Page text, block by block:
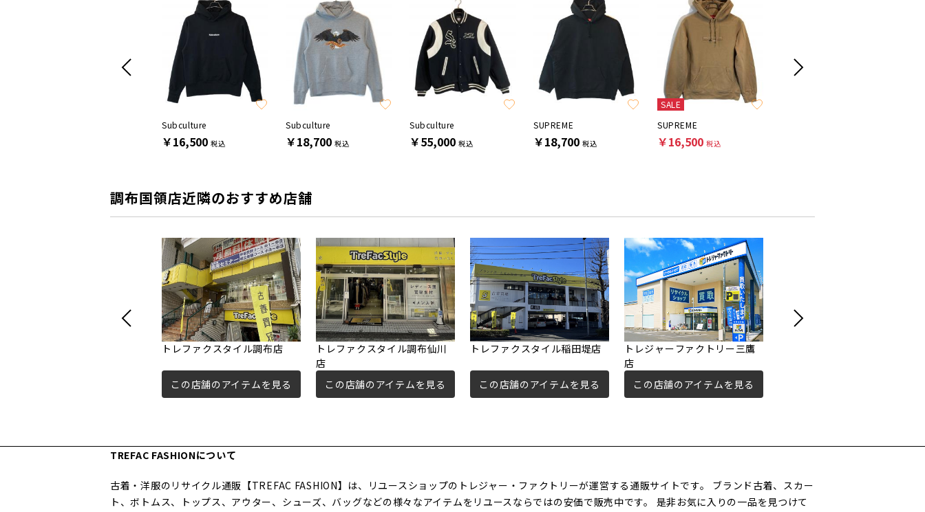
Subculture
￥16,500 税込
Subculture
￥18,700 税込
Subculture
￥55,000 税込
SUPREME
￥18,700 税込
SALE
SUPREME
￥16,500 税込
調布国領店近隣のおすすめ店舗
トレファクスタイル調布店
この店舗のアイテムを見る
トレファクスタイル調布仙川
店
この店舗のアイテムを見る
トレファクスタイル稲田堤店
この店舗のアイテムを見る
トレジャーファクトリー三鷹
店
この店舗のアイテムを見る
TREFAC FASHIONについて
古着・洋服のリサイクル通販【TREFAC FASHION】は、リユースショップのトレジャー・ファクトリーが運営する通販サイトです。 ブランド古着、スカー
ト、ボトムス、トップス、アウター、シューズ、バッグなどの様々なアイテムをリユースならではの安価で販売中です。 是非お気に入りの一品を見つけて